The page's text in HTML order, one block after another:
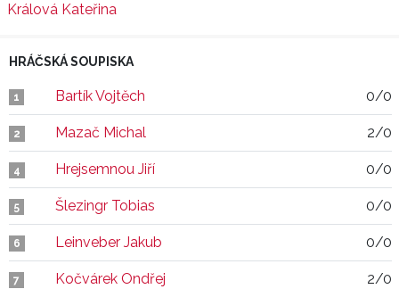
Králová Kateřina
HRÁČSKÁ SOUPISKA
1 Bartík Vojtěch 0/0
2 Mazač Michal 2/0
4 Hrejsemnou Jiří 0/0
5 Šlezingr Tobias 0/0
6 Leinveber Jakub 0/0
7 Kočvárek Ondřej 2/0